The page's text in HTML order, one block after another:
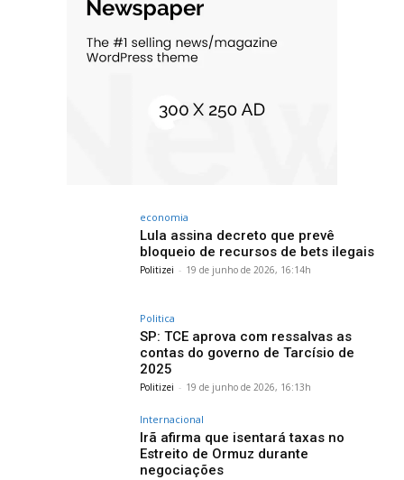
economia
Lula assina decreto que prevê
bloqueio de recursos de bets ilegais
Politizei - 19 de junho de 2026, 16:14h
Politica
SP: TCE aprova com ressalvas as
contas do governo de Tarcísio de
2025
Politizei - 19 de junho de 2026, 16:13h
Internacional
Irã afirma que isentará taxas no
Estreito de Ormuz durante
negociações